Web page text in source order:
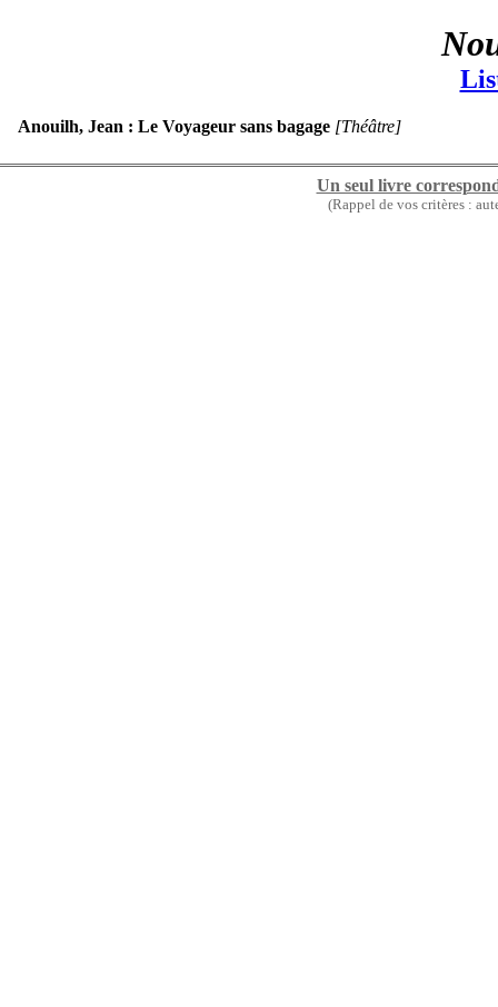
Anouilh, Jean Le Voyageur sans bagage Théâtre
Un seul livre
(Rappel de vos critères :